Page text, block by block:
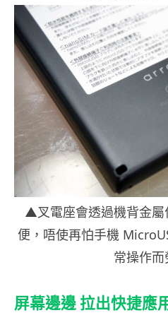
▲叉電座會透過機背金屬
便，唔使再怕手機
常操作而
屏幕邊邊 拉出快捷應